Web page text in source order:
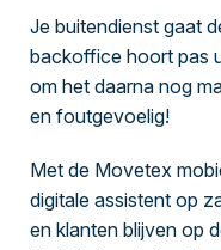
Je buitendienst gaat
backoffice hoort pas
om het daarna nog
en foutgevoelig!
Met de Movetex
digitale assistent op
en klanten blijven op